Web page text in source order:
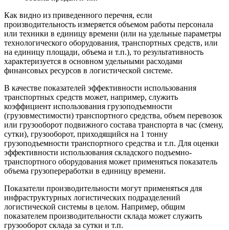
Как видно из приведенного перечня, если
производительность измеряется объемом работы персонала
или техники в единицу времени (или на удельные параметры
технологического оборудования, транспортных средств, или
на единицу площади, объема и т.п.), то результативность
характеризуется в основном удельными расходами
финансовых ресурсов в логистической системе.
В качестве показателей эффективности использования
транспортных средств может, например, служить
коэффициент использования грузоподъемности
(грузовместимости) транспортного средства, объем перевозок
или грузооборот подвижного состава транспорта в час (смену,
сутки), грузооборот, приходящийся на 1 тонну
грузоподъемности транспортного средства и т.п. Для оценки
эффективности использования складского подъемно-
транспортного оборудования может применяться показатель
объема грузопереработки в единицу времени.
Показатели производительности могут применяться для
инфраструктурных логистических подразделений
логистической системы в целом. Например, общим
показателем производительности склада может служить
грузооборот склада за сутки и т.п.